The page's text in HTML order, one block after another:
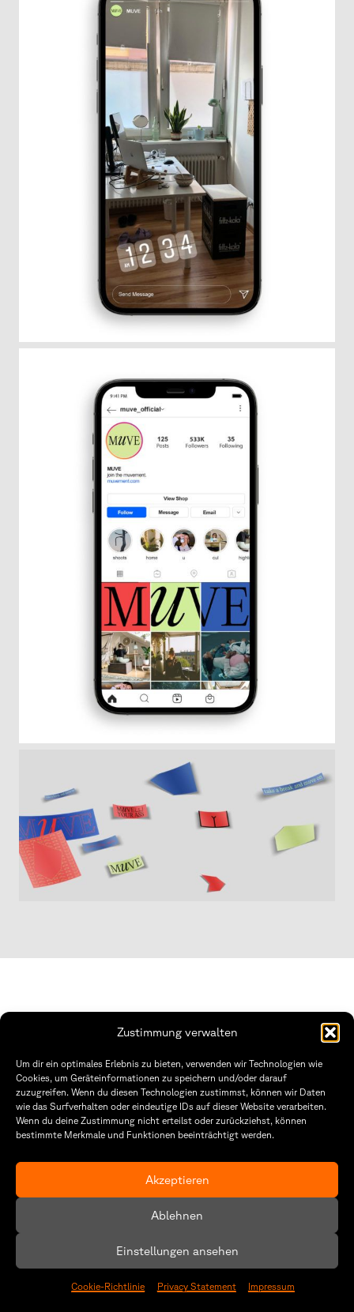
Zustimmung verwalten
Um dir ein optimales Erlebnis zu bieten, verwenden wir Technologien wie
Cookies, um Geräteinformationen zu speichern und/oder darauf
zuzugreifen. Wenn du diesen Technologien zustimmst, können wir Daten
wie das Surfverhalten oder eindeutige IDs auf dieser Website verarbeiten.
Wenn du deine Zustimmung nicht erteilst oder zurückziehst, können
bestimmte Merkmale und Funktionen beeinträchtigt werden.
Akzeptieren
Ablehnen
Einstellungen ansehen
Cookie-Richtlinie Privacy Statement Impressum
THWS | Fakultät Gestaltung Würzburg
Technische Hochschule
Würzburg-Schweinfurt
Sanderheinrichsleitenweg 20
tel: +49 931 35 11 93 02
Öffnungszeiten Dekanat
Montag – Freitag
8:30 – 12:00
8:30 – 15:30
Datenschutzerklärung